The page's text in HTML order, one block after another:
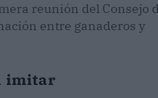
reunión del Consejo
entre ganaderos y
imitar